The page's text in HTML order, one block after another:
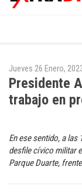
Jueves 26 Enero,
Presidente
trabajo en
En ese sentido, a las
desfile cívico militar
Parque Duarte,